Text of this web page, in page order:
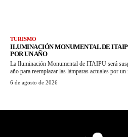
TURISMO
ILUMINACIÓN MONUMENTAL DE
POR UN AÑO
La Iluminación Monumental de ITAIPU será
año para reemplazar las lámparas actuales por
6 de agosto de 2026